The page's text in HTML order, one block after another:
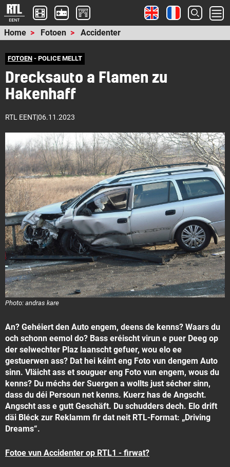
Home Fotoen Accidenter
FOTOEN- POLICE MELLT
Drecksauto a Flamen zu
Hakenhaff
RTL EENT|06.11.2023
Photo: andras kare
An? Gehéiert den Auto engem, deens de kenns? Waars du
och schonn eemol do? Bass eréischt virun e puer Deeg op
der selwechter Plaz laanscht gefuer, wou elo ee
gestuerwen ass? Dat hei kéint eng Foto vun dengem Auto
sinn. Vläicht ass et souguer eng Foto vun engem, wous du
kenns? Du méchs der Suergen a wollts just sécher sinn,
dass du déi Persoun net kenns. Kuerz has de Angscht.
Angscht ass e gutt Geschäft. Du schudders dech. Elo drift
däi Bléck zur Reklamm fir dat neit RTL-Format: „Driving
Dreams“.
Fotoe vun Accidenter op RTL1 - firwat?